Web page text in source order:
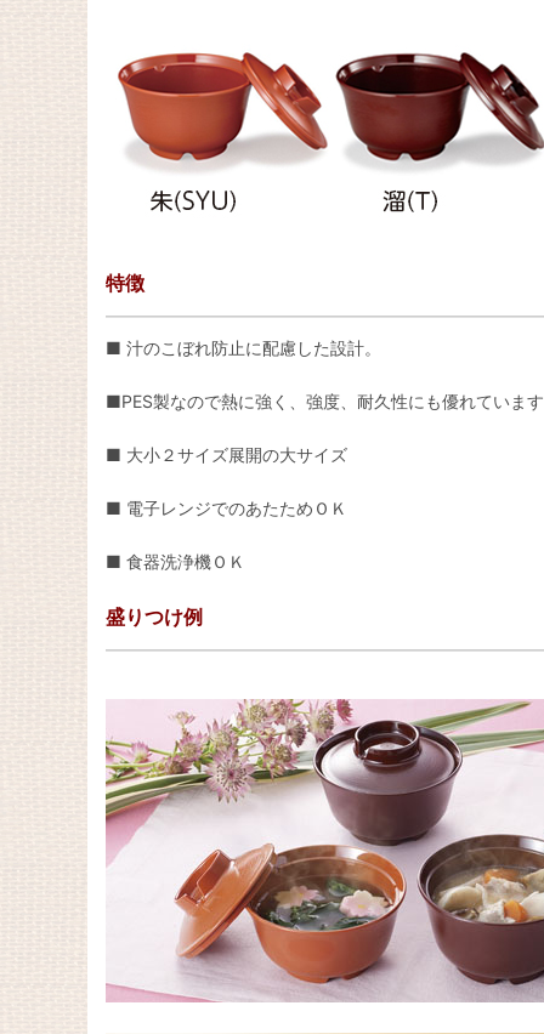
特徴
■ 汁のこぼれ防止に配慮した設計。
■PES製なので熱に強く、強度、耐久性にも優れていま
■ 大小２サイズ展開の大サイズ
■ 電子レンジでのあたためＯＫ
■ 食器洗浄機ＯＫ
盛りつけ例